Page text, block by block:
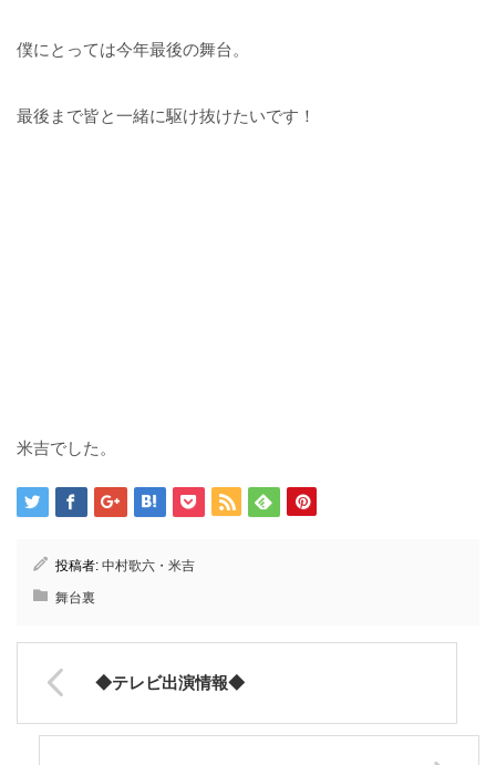
僕にとっては今年最後の舞台。
最後まで皆と一緒に駆け抜けたいです！
米吉でした。
投稿者: 中村歌六・米吉
舞台裏
◆テレビ出演情報◆